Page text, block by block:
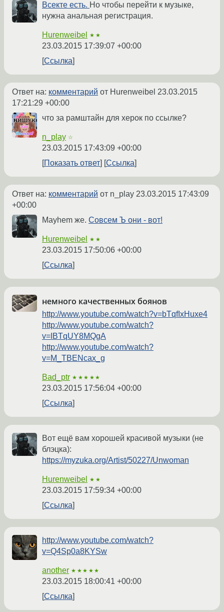
Всекте есть. Но чтобы перейти к музыке,
нужна анальная регистрация.
Hurenweibel ★★
23.03.2015 17:39:07 +00:00
Ссылка
Ответ на: комментарий от Hurenweibel 23.03.2015
17:21:29 +00:00
что за рамштайн для херок по ссылке?
n_play ☆
23.03.2015 17:43:09 +00:00
Показать ответ
Ссылка
Ответ на: комментарий от n_play 23.03.2015 17:43:09
+00:00
Mayhem же. Совсем Ъ они - вот!
Hurenweibel ★★
23.03.2015 17:50:06 +00:00
Ссылка
немного качественных боянов
http://www.youtube.com/watch?v=bTqfIxHuxe4
http://www.youtube.com/watch?
v=IBTqUY8MQgA
http://www.youtube.com/watch?
v=M_TBENcax_g
Bad_ptr ★★★★★
23.03.2015 17:56:04 +00:00
Ссылка
Вот ещё вам хорошей красивой музыки (не
блэцка):
https://myzuka.org/Artist/50227/Unwoman
Hurenweibel ★★
23.03.2015 17:59:34 +00:00
Ссылка
http://www.youtube.com/watch?
v=Q4Sp0a8KYSw
another ★★★★★
23.03.2015 18:00:41 +00:00
Ссылка